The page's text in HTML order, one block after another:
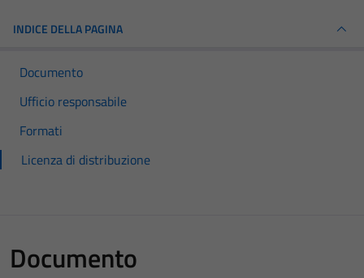
INDICE DELLA PAGINA
Documento
Ufficio responsabile
Formati
Licenza di distribuzione
Documento